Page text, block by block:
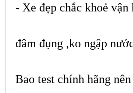
- Xe đẹp chắc khoẻ
đâm đụng ,ko ngập
Bao test chính hãng